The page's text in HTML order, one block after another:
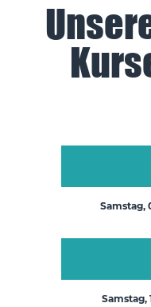
Samstag,
Samstag,